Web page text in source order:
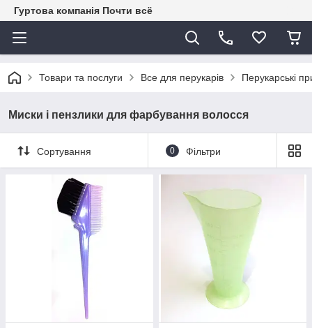
Гуртова компанія Почти всё
Товари та послуги Все для перукарів Перукарські
Миски і пензлики для фарбування волосся
Сортування 0 Фільтри